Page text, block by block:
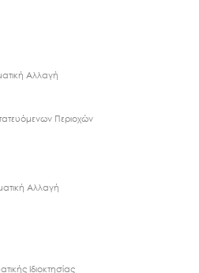
Αλλαγή
Περιοχών
Αλλαγή
Ιδιοκτησίας